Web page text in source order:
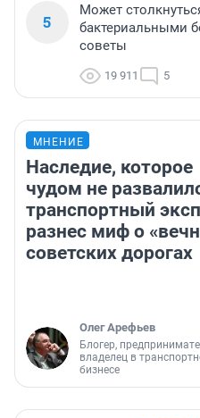
5
Может
бактериальными
советы
19 911 5
МНЕНИЕ
Наследие, которое
чудом не
транспортный
разнес миф о
советских дорогах
Олег Арефьев
Блогер,
владелец в
бизнесе